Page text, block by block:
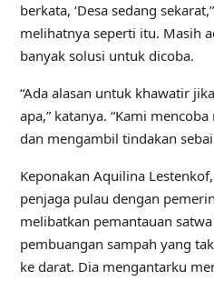
berkata, ‘Desa sedang
melihatnya seperti itu. Masih
banyak solusi untuk dicoba.
“Ada alasan untuk khawatir
apa,” katanya. “Kami
dan mengambil tindakan
Keponakan Aquilina Lestenkof,
penjaga pulau dengan
melibatkan pemantauan
pembuangan sampah yang
ke darat. Dia mengantarku